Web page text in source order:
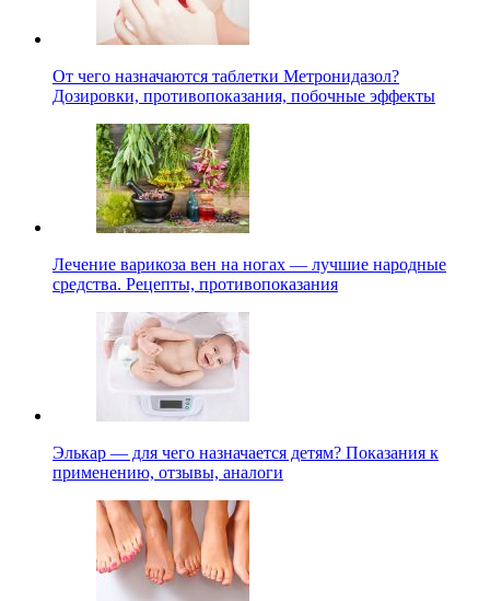
От чего назначаются таблетки Метронидазол?
Дозировки, противопоказания, побочные эффекты
Лечение варикоза вен на ногах — лучшие народные
средства. Рецепты, противопоказания
Элькар — для чего назначается детям? Показания к
применению, отзывы, аналоги